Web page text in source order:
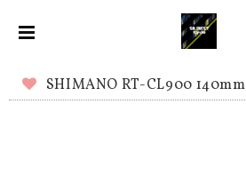
SHIMANO RT-CL900 140mm